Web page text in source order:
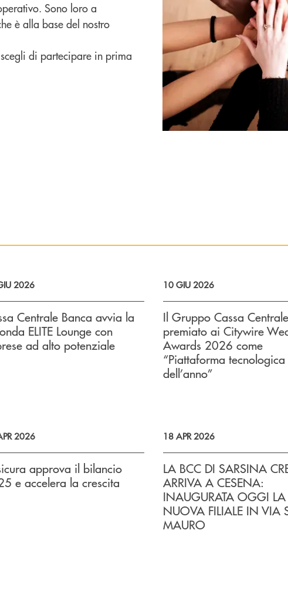
Sono loro a
è alla base del nostro
di partecipare in prima
2026
Centrale Banca avvia la
ELITE Lounge con
ad alto potenziale
10 GIU 2026
Il Gruppo Cassa Centrale
premiato ai Citywire
Awards 2026 come
“Piattaforma tecnologica
dell’anno”
2026
approva il bilancio
e accelera la crescita
18 APR 2026
LA BCC DI SARSINA
ARRIVA A CESENA:
INAUGURATA OGGI LA
NUOVA FILIALE IN VIA
MAURO